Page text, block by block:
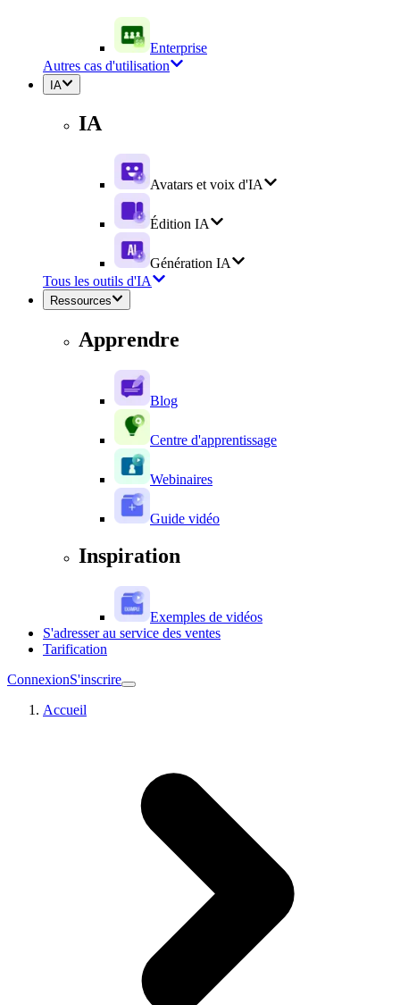
Enterprise
Autres cas d'utilisation
IA
IA
Avatars et voix d'IA
Édition IA
Génération IA
Tous les outils d'IA
Ressources
Apprendre
Blog
Centre d'apprentissage
Webinaires
Guide vidéo
Inspiration
Exemples de vidéos
S'adresser au service des ventes
Tarification
ConnexionS'inscrire
Accueil